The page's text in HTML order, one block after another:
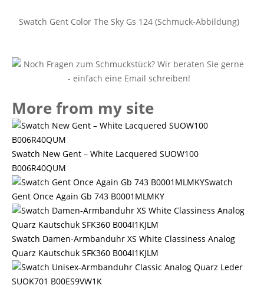
Swatch Gent Color The Sky Gs 124 (Schmuck-Abbildung)
More from my site
Swatch New Gent – White Lacquered SUOW100
B006R40QUM
Swatch
Gent Once Again Gb 743 B0001MLMKY
Swatch Damen-Armbanduhr XS White Classiness Analog
Quarz Kautschuk SFK360 B004I1KJLM